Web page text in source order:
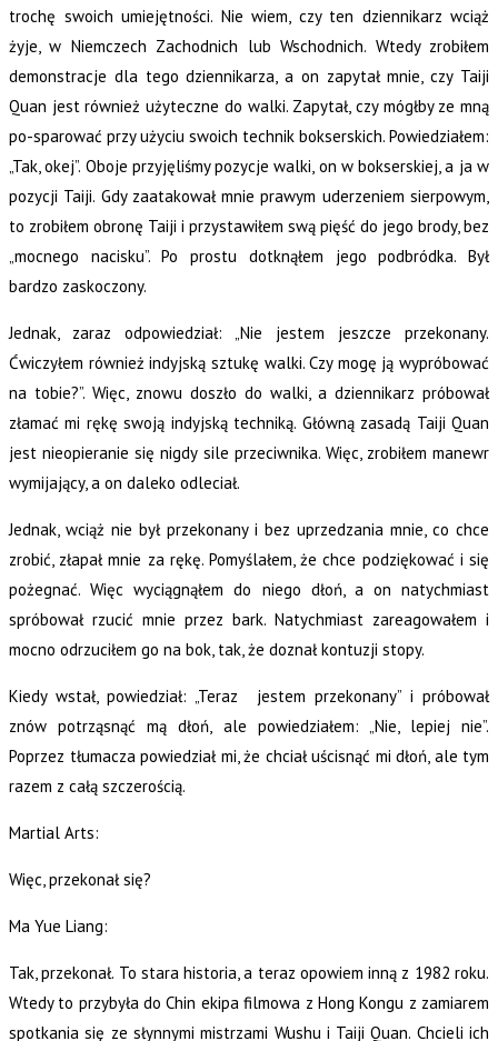
trochę swoich umiejętności. Nie wiem, czy ten dziennikarz wciąż
żyje, w Niemczech Zachodnich lub Wschodnich. Wtedy zrobiłem
demonstracje dla tego dziennikarza, a on zapytał mnie, czy Taiji
Quan jest również użyteczne do walki. Zapytał, czy mógłby ze mną
po-sparować przy użyciu swoich technik bokserskich. Powiedziałem:
„Tak, okej”. Oboje przyjęliśmy pozycje walki, on w bokserskiej, a ja w
pozycji Taiji. Gdy zaatakował mnie prawym uderzeniem sierpowym,
to zrobiłem obronę Taiji i przystawiłem swą pięść do jego brody, bez
„mocnego nacisku”. Po prostu dotknąłem jego podbródka. Był
bardzo zaskoczony.
Jednak, zaraz odpowiedział: „Nie jestem jeszcze przekonany.
Ćwiczyłem również indyjską sztukę walki. Czy mogę ją wypróbować
na tobie?”. Więc, znowu doszło do walki, a dziennikarz próbował
złamać mi rękę swoją indyjską techniką. Główną zasadą Taiji Quan
jest nieopieranie się nigdy sile przeciwnika. Więc, zrobiłem manewr
wymijający, a on daleko odleciał.
Jednak, wciąż nie był przekonany i bez uprzedzania mnie, co chce
zrobić, złapał mnie za rękę. Pomyślałem, że chce podziękować i się
pożegnać. Więc wyciągnąłem do niego dłoń, a on natychmiast
spróbował rzucić mnie przez bark. Natychmiast zareagowałem i
mocno odrzuciłem go na bok, tak, że doznał kontuzji stopy.
Kiedy wstał, powiedział: „Teraz jestem przekonany” i próbował
znów potrząsnąć mą dłoń, ale powiedziałem: „Nie, lepiej nie”.
Poprzez tłumacza powiedział mi, że chciał uścisnąć mi dłoń, ale tym
razem z całą szczerością.
Martial Arts:
Więc, przekonał się?
Ma Yue Liang:
Tak, przekonał. To stara historia, a teraz opowiem inną z 1982 roku.
Wtedy to przybyła do Chin ekipa filmowa z Hong Kongu z zamiarem
spotkania się ze słynnymi mistrzami Wushu i Taiji Quan. Chcieli ich